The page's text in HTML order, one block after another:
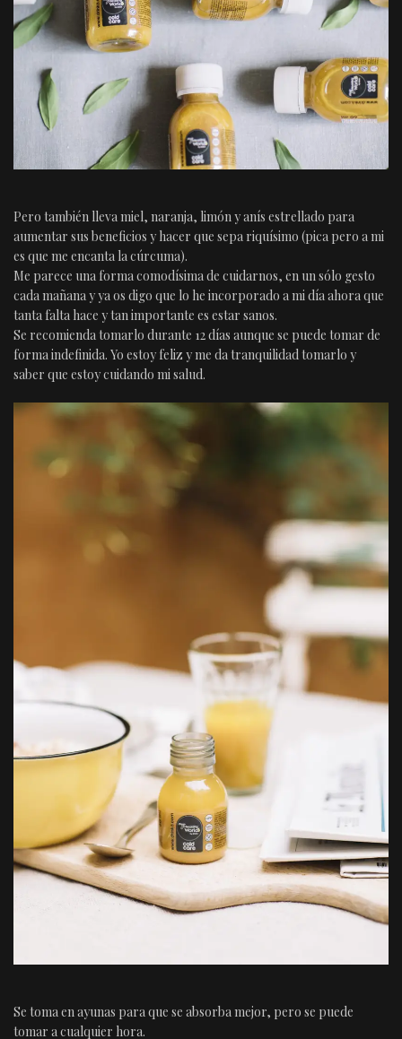
Pero también lleva miel, naranja, limón y anís estrellado para
aumentar sus beneficios y hacer que sepa riquísimo (pica pero a mi
es que me encanta la cúrcuma).
Me parece una forma comodísima de cuidarnos, en un sólo gesto
cada mañana y ya os digo que lo he incorporado a mi día ahora que
tanta falta hace y tan importante es estar sanos.
Se recomienda tomarlo durante 12 días aunque se puede tomar de
forma indefinida. Yo estoy feliz y me da tranquilidad tomarlo y
saber que estoy cuidando mi salud.
Se toma en ayunas para que se absorba mejor, pero se puede
tomar a cualquier hora.